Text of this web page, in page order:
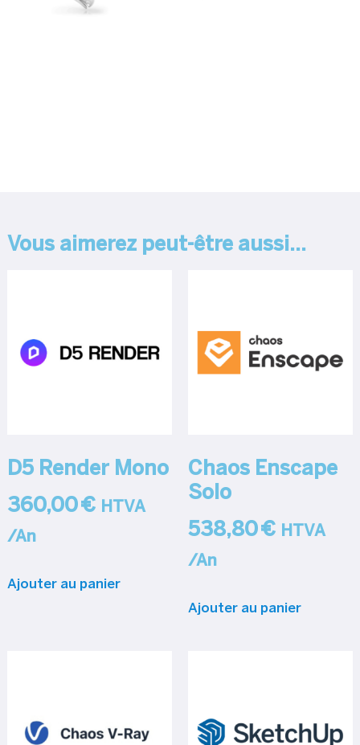
Vous aimerez peut-être aussi…
D5 Render Mono
360,00€ HTVA
/An
Ajouter au panier
Chaos Enscape
Solo
538,80€ HTVA
/An
Ajouter au panier